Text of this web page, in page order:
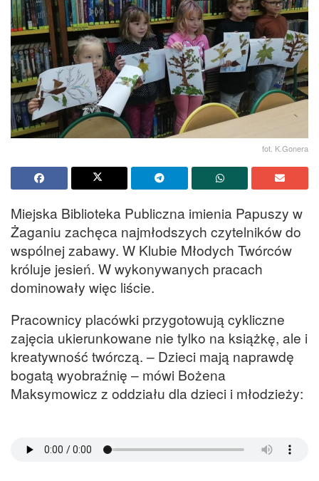
fot. K.Gonera
Miejska Biblioteka Publiczna imienia Papuszy w
Żaganiu zachęca najmłodszych czytelników do
wspólnej zabawy. W Klubie Młodych Twórców
króluje jesień. W wykonywanych pracach
dominowały więc liście.
Pracownicy placówki przygotowują cykliczne
zajęcia ukierunkowane nie tylko na książkę, ale i
kreatywność twórczą. – Dzieci mają naprawdę
bogatą wyobraźnię – mówi Bożena
Maksymowicz z oddziału dla dzieci i młodzieży: